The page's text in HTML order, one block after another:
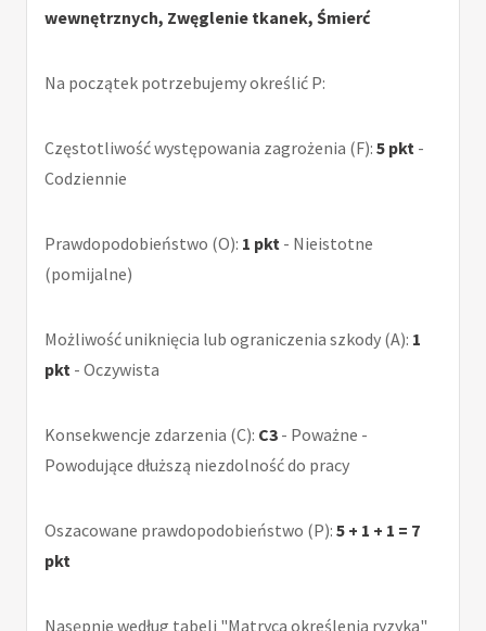
wewnętrznych, Zwęglenie tkanek, Śmierć
Na początek potrzebujemy określić P:
Częstotliwość występowania zagrożenia (F): 5 pkt -
Codziennie
Prawdopodobieństwo (O): 1 pkt - Nieistotne
(pomijalne)
Możliwość uniknięcia lub ograniczenia szkody (A): 1
pkt - Oczywista
Konsekwencje zdarzenia (C): C3 - Poważne -
Powodujące dłuższą niezdolność do pracy
Oszacowane prawdopodobieństwo (P): 5 + 1 + 1 = 7
pkt
Nasępnie według tabeli "Matryca określenia ryzyka"